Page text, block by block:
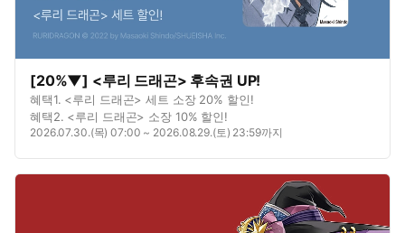
[20%▼] <루리 드래곤> 후속권 UP!
혜택1. <루리 드래곤> 세트 소장 20% 할인!
혜택2. <루리 드래곤> 소장 10% 할인!
2026.07.30.(목) 07:00 ~ 2026.08.29.(토) 23:59까지